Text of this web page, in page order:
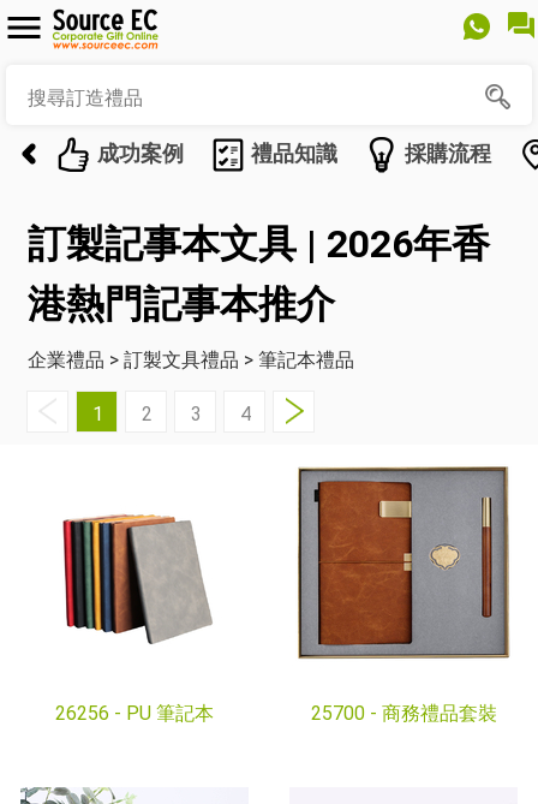
成功案例 禮品知識 採購流程
訂製記事本文具 | 2026年香
港熱門記事本推介
企業禮品 > 訂製文具禮品 > 筆記本禮品
1 2 3 4
26256 - PU 筆記本 25700 - 商務禮品套裝